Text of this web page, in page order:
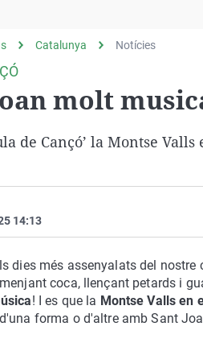
el perro y el
Operación Viuda
Negra
Catalunya Notícies
molt
de Cançó’ la Montse
14:13
dies més assenyalats del nostre
coca, llençant petards i
! I es que la Montse Valls en
forma o d'altre amb Sant